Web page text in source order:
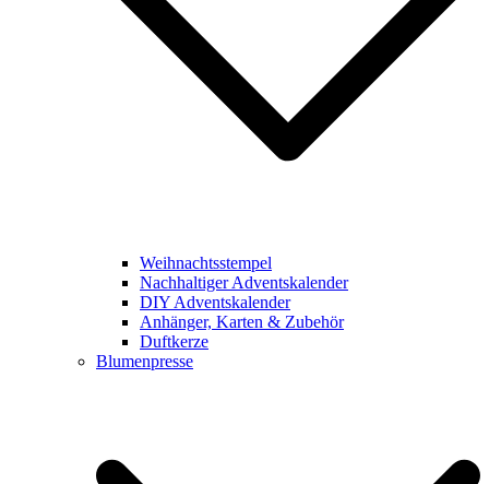
Weihnachtsstempel
Nachhaltiger Adventskalender
DIY Adventskalender
Anhänger, Karten & Zubehör
Duftkerze
Blumenpresse